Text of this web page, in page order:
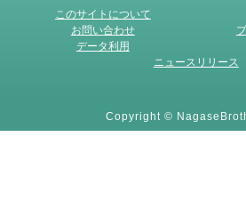
このサイトについて
お問い合わせ
データ利用
ニュースリリース
Copyright ©